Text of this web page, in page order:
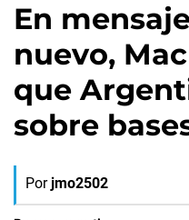
En
nuevo,
que
sobre
Por jmo2502